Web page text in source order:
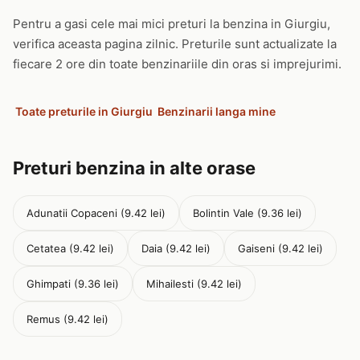
Pentru a gasi cele mai mici preturi la benzina in Giurgiu,
verifica aceasta pagina zilnic. Preturile sunt actualizate la
fiecare 2 ore din toate benzinariile din oras si imprejurimi.
Toate preturile in Giurgiu Benzinarii langa mine
Preturi benzina in alte orase
Adunatii Copaceni (9.42 lei) Bolintin Vale (9.36 lei)
Cetatea (9.42 lei) Daia (9.42 lei) Gaiseni (9.42 lei)
Ghimpati (9.36 lei) Mihailesti (9.42 lei)
Remus (9.42 lei)